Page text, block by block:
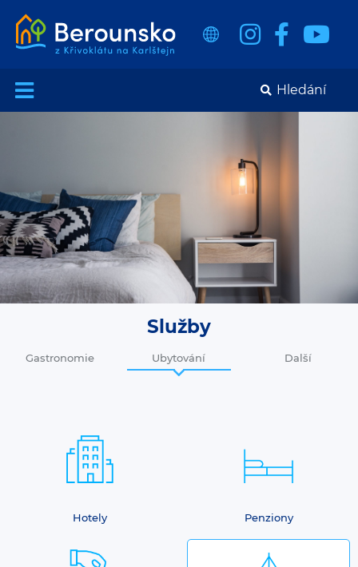
Služby
Gastronomie Ubytování Další
Hotely Penziony